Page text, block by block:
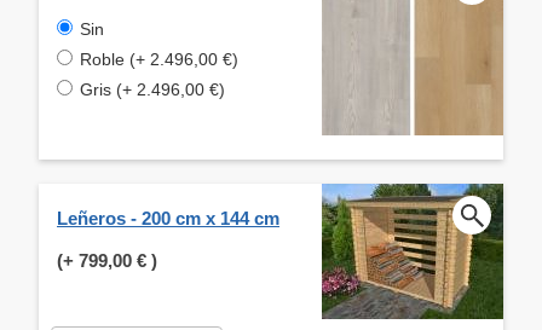
Sin
Roble (+ 2.496,00 €)
Gris (+ 2.496,00 €)
Leñeros - 200 cm x 144 cm
(+ 799,00 € )